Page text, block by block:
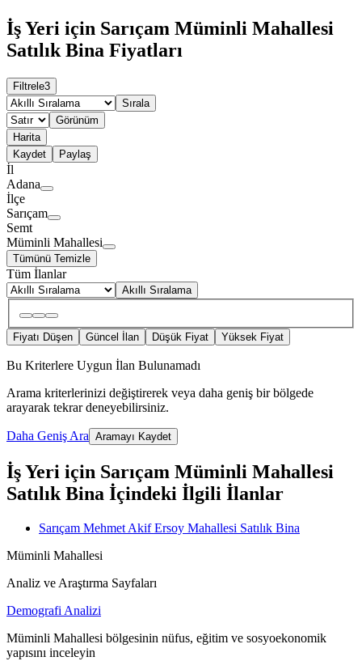
İş Yeri için Sarıçam Müminli Mahallesi
Satılık Bina Fiyatları
Filtrele3
Sırala
Görünüm
Harita
Kaydet
Paylaş
İl
Adana
İlçe
Sarıçam
Semt
Müminli Mahallesi
Tümünü Temizle
Tüm İlanlar
Akıllı Sıralama
Fiyatı Düşen Güncel İlan Düşük Fiyat Yüksek Fiyat
Bu Kriterlere Uygun İlan Bulunamadı
Arama kriterlerinizi değiştirerek veya daha geniş bir bölgede
arayarak tekrar deneyebilirsiniz.
Daha Geniş Ara Aramayı Kaydet
İş Yeri için Sarıçam Müminli Mahallesi
Satılık Bina İçindeki İlgili İlanlar
Sarıçam Mehmet Akif Ersoy Mahallesi Satılık Bina
Müminli Mahallesi
Analiz ve Araştırma Sayfaları
Demografi Analizi
Müminli Mahallesi bölgesinin nüfus, eğitim ve sosyoekonomik
yapısını inceleyin